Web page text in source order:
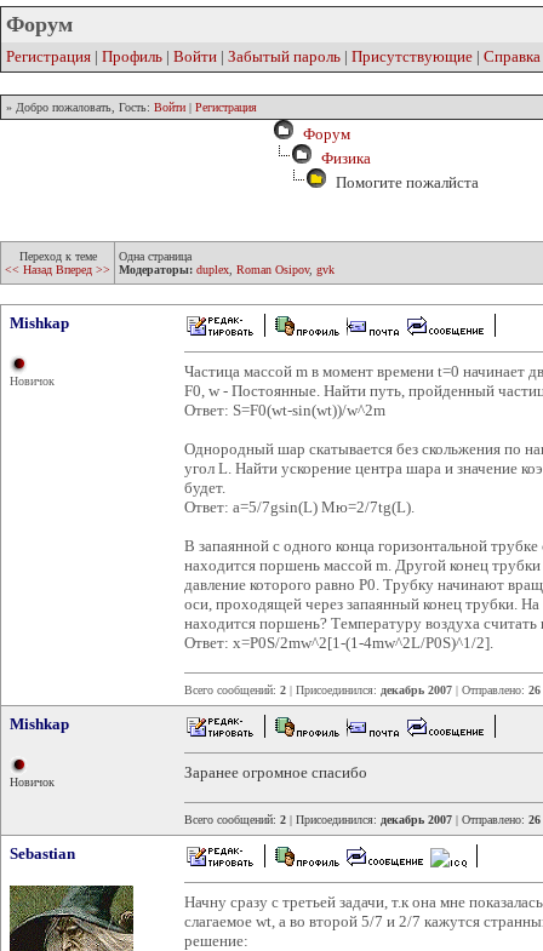
Форум
Регистрация | Профиль | Войти | Забытый пароль | Присутствующие | Справка
» Добро пожаловать, Гость: Войти | Регистрация
Форум
Физика
Помогите пожалйста
Переход к теме
<< Назад Вперед >>
Одна страница
Модераторы: duplex Roman Osipov, gvk
Mishkap
Новичок
Частица массой m в момент времени t=0 начинает
F0, w - Постоянные. Найти путь, пройденный
Ответ: S=F0(wt-sin(wt))/w^2m
Однородный шар скатывается без скольжения по
угол L. Найти ускорение центра шара и значение
будет.
Ответ: a=5/7gsin(L) Мю=2/7tg(L).
В запаянной с одного конца горизонтальной
находится поршень массой m. Другой конец
давление которого равно Р0. Трубку начинают
оси, проходящей через запаянный конец трубки. На
находится поршень? Температуру воздуха
Ответ: x=P0S/2mw^2[1-(1-4mw^2L/P0S)^1/2].
Всего сообщений: 2 | Присоединился: декабрь 2007 | Отправлено: 26
Mishkap
Новичок
Заранее огромное спасибо
Всего сообщений: 2 | Присоединился: декабрь 2007 | Отправлено: 26
Sebastian
Начну сразу с третьей задачи, т.к она мне
слагаемое wt, а во второй 5/7 и 2/7 кажутся
решение: